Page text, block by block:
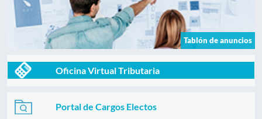
Tablón de anuncios
Oficina Virtual Tributaria
Portal de Cargos Electos